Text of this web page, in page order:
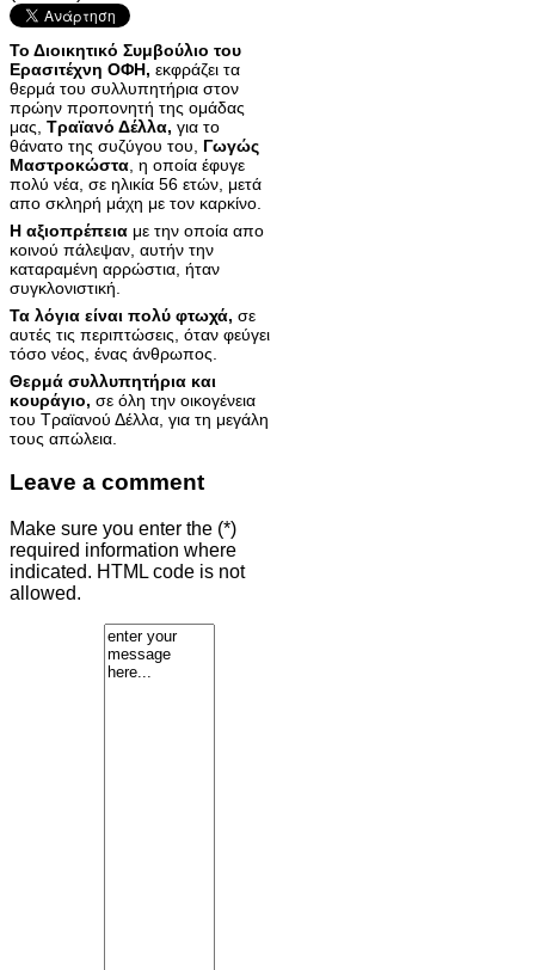
Το Διοικητικό Συμβούλιο του
Ερασιτέχνη ΟΦΗ, εκφράζει τα
θερμά του συλλυπητήρια στον
πρώην προπονητή της ομάδας
μας, Τραϊανό Δέλλα, για το
θάνατο της συζύγου του, Γωγώς
Μαστροκώστα , η οποία έφυγε
πολύ νέα, σε ηλικία 56 ετών, μετά
απο σκληρή μάχη με τον καρκίνο.
Η αξιοπρέπεια με την οποία απο
κοινού πάλεψαν, αυτήν την
καταραμένη αρρώστια, ήταν
συγκλονιστική.
Τα λόγια είναι πολύ φτωχά, σε
αυτές τις περιπτώσεις, όταν φεύγει
τόσο νέος, ένας άνθρωπος.
Θερμά συλλυπητήρια και
κουράγιο, σε όλη την οικογένεια
του Τραϊανού Δέλλα, για τη μεγάλη
τους απώλεια.
Leave a comment
Make sure you enter the (*)
required information where
indicated. HTML code is not
allowed.